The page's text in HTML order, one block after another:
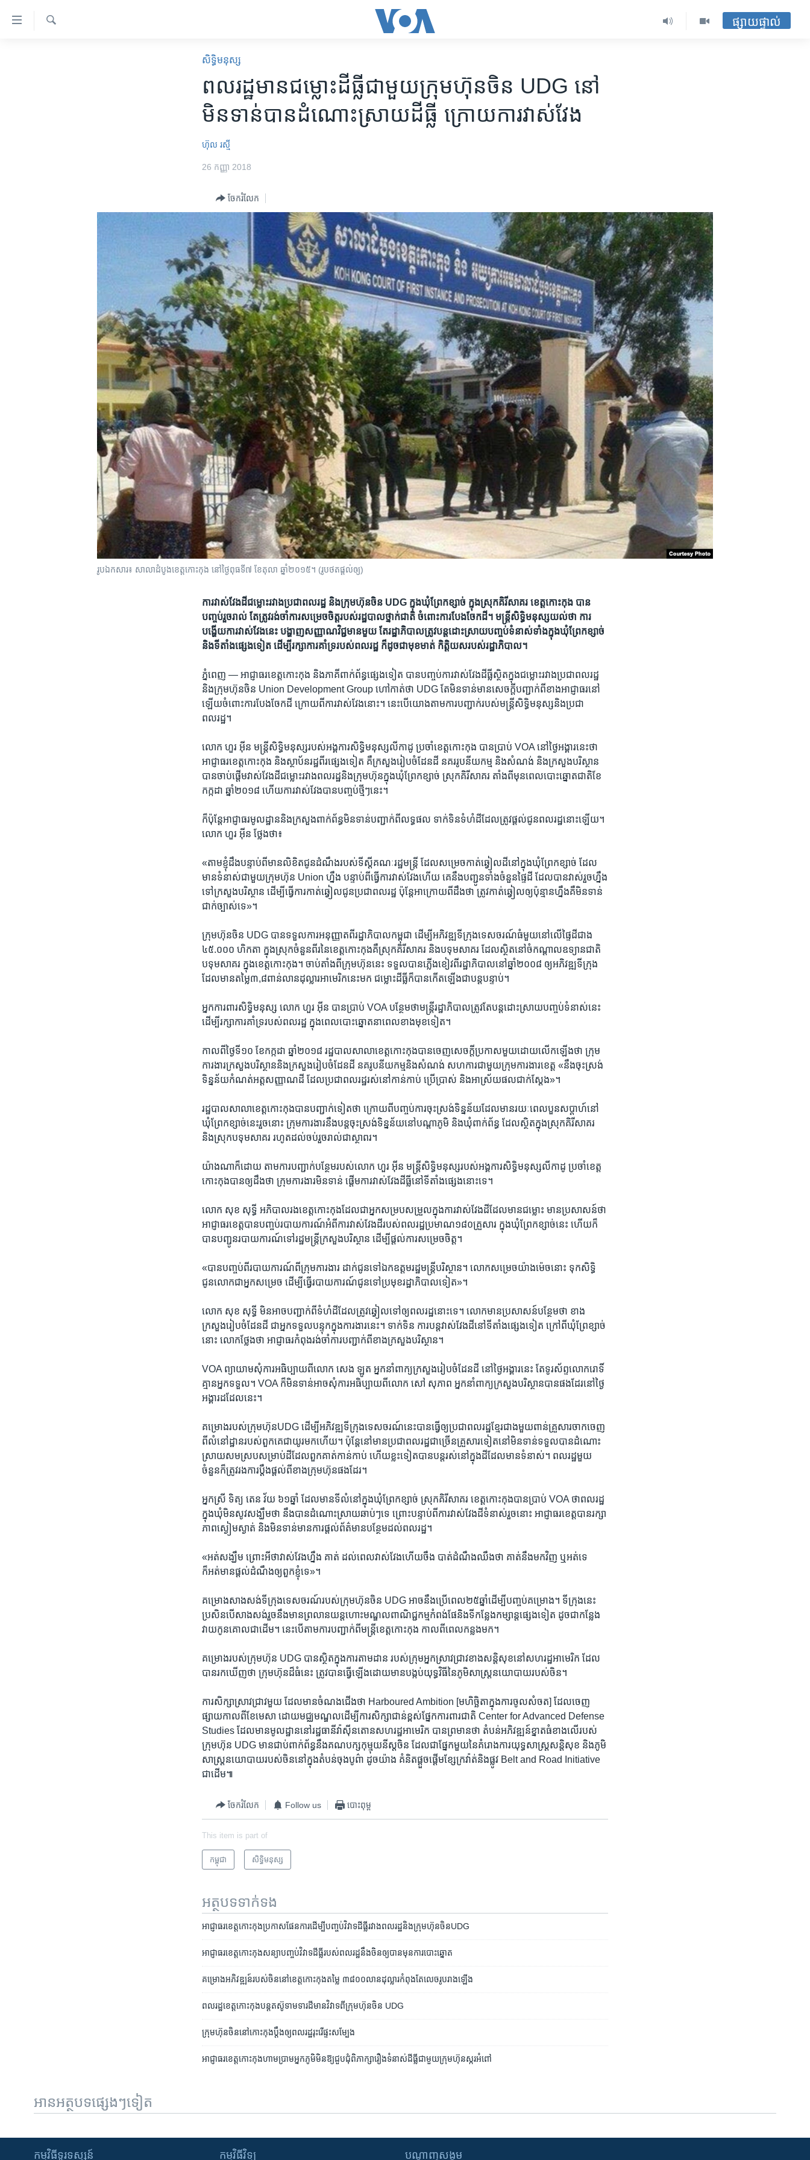
ទៅ​
ផ្សាយផ្ទាល់
សិទ្ធិ​មនុស្ស
ពលរដ្ឋ​មាន​ជម្លោះ​ដីធ្លី​ជាមួយ​ក្រុមហ៊ុន​ចិន​ UDG​ នៅ​
មិន​ទាន់​បាន​ដំណោះស្រាយ​ដីធ្លី​ ក្រោយ​ការ​វាស់វែង
ហ៊ុល រស្មី
26 កញ្ញា 2018
ចែករំលែក
រូបឯកសារ៖ សាលា​ដំបូង​ខេត្ត​កោះកុង​ នៅ​ថ្ងៃ​ពុធ​ទី​៧ ខែ​តុលា ឆ្នាំ​២០១៥។ (រូបថត​ផ្តល់​ឲ្យ)
ការ​វាស់វែង​ដី​ជម្លោះ​រវាង​ប្រជាពលរដ្ឋ​ និង​ក្រុមហ៊ុន​ចិន UDG​ ក្នុង​ឃុំ​ព្រែកខ្សាច់​ ក្នុង​ស្រុក​គិរីសាគរ ខេត្ត​កោះកុង​​ បាន​
បញ្ចប់​រួចរាល់​ តែ​ត្រូវ​រង់​ចាំ​ការ​សម្រេច​ចិត្ត​របស់​រដ្ឋបាល​ថ្នាក់​ជាតិ​ ចំពោះ​ការ​បែងចែក​ដី។​ មន្ត្រី​សិទ្ធិ​មនុស្ស​យល់​ថា​ ការ​
បង្ហើយ​ការ​វាស់វែង​នេះ​ បង្ហាញ​សញ្ញាណ​វិជ្ជមាន​មួយ​ តែ​រដ្ឋាភិបាល​ត្រូវ​បន្ត​ដោះស្រាយ​បញ្ចប់​ទំនាស់​ទាំង​ក្នុង​ឃុំព្រែកខ្សាច់​
និង​ទីតាំង​ផ្សេង​ទៀត​ ដើម្បី​រក្សា​ការ​គាំទ្រ​របស់​ពលរដ្ឋ​ ក៏​ដូចជា​​មុខ​មាត់​ កិត្តិយស​របស់​រដ្ឋាភិបាល។
ភ្នំពេញ —អាជ្ញាធរខេត្ត​កោះកុង ​និង​ភាគី​ពាក់​ព័ន្ធ​ផ្សេងទៀត​ បាន​បញ្ចប់​ការ​វាស់​វែង​ដីធ្លី​ស្ថិត​ក្នុង​ជម្លោះ​រវាង​ប្រជាពល​រដ្ឋ​
និង​ក្រុមហ៊ុន​ចិន​ ​Union Development Group​ ​ហៅកាត់​ថា ​UDG​ ​តែ​មិន​ទាន់​មាន​សេចក្តី​បញ្ជាក់​ពី​ខាង​អាជ្ញាធរ​នៅ​
ឡើយ​ចំពោះ​ការបែង​ចែក​ដី​ ​ក្រោយ​ពី​ការ​វាស់​វែង​នោះ។​ ​នេះ​បើ​យោង​តាមការ​បញ្ជាក់​របស់​មន្ត្រី​សិទ្ធិ​មនុស្ស​និង​ប្រជា
ពលរដ្ឋ។
លោក​ ​ហួរ អ៊ីន​ ​មន្ត្រី​សិទ្ធិ​មនុស្ស​របស់​អង្គការ​សិទ្ធិ​មនុស្ស​លីកាដូ​ ​ប្រចាំ​ខេត្តកោះកុង​ បាន​ប្រាប់​ VOA នៅ​ថ្ងៃ​អង្គារ​នេះ​ថា​
អាជ្ញាធរ​ខេត្ត​កោះកុង​ និង​ស្ថាប័ន​រដ្ឋ​ពីរ​ផ្សេង​ទៀត​ គឺ​ក្រសួង​រៀបចំដែន​ដី នគរ​រូប​នីយ​កម្ម​ និង​សំណង់​ និង​ក្រសួង​បរិស្ថាន​
បាន​ចាប់ផ្តើម​វាស់​វែង​ដី​ជម្លោះ​រវាង​ពលរដ្ឋ​និង​ក្រុមហ៊ុន​ក្នុង​ឃុំ​ព្រែក​ខ្សាច់ ​ស្រុក​គិរីសាគរ​ តាំង​ពី​មុន​ពេល​បោះឆ្នោត​ជាតិ​ខែ​
កក្កដា​ ឆ្នាំ​២០១៨​ ហើយ​ការ​វាស់​វែង​បាន​បញ្ចប់​ថ្មីៗ​នេះ។
ក៏​ប៉ុន្តែ​អាជ្ញាធរ​មូលដ្ឋាន​និង​ក្រសួង​ពាក់​ព័ន្ធ​មិន​ទាន់​បញ្ជាក់​ពី​លទ្ធផល ទាក់ទិន​ទំហំ​ដី​ដែល​ត្រូវ​ផ្តល់​ជូន​ពលរដ្ឋ​នោះ​ឡើយ។ ​
លោក​ ហួរ អ៊ីន​ ថ្លែងថា៖​
«តាម​ខ្ញុំ​ដឹង​បន្ទាប់​ពី​មាន​លិខិត​ជូន​ដំណឹង​របស់​ទីស្តី​គណៈរដ្ឋមន្ត្រី​ ដែល​សម្រេច​កាត់​ឆ្វៀល​ដី​នៅ​ក្នុង​ឃុំ​ព្រែក​ខ្សាច់ ដែល​
មាន​ទំនាស់​ជាមួយ​ក្រុមហ៊ុន Union ​ហ្នឹង​ បន្ទាប់​ពី​ធ្វើការ​វាស់​វែង​ហើយ​ គេ​នឹង​បញ្ជូន​ទាំង​ចំនួន​ផ្ទៃដី​ ដែល​បាន​វាស់​រួច​ហ្នឹង​
ទៅ​ក្រសួង​បរិស្ថាន​ ដើម្បី​ធ្វើការ​កាត់​ឆ្វៀល​ជូន​ប្រជាពលរដ្ឋ​ ប៉ុន្តែ​អាក្រោយ​ពី​ដឹង​ថា​ ត្រូវ​កាត់​ឆ្វៀល​ឲ្យ​ប៉ុន្មាន​ហ្នឹង​គឺ​មិន​ទាន់​
ជាក់​ច្បាស់​ទេ»។
ក្រុមហ៊ុនចិន​ ​UDG​ ​បាន​ទទួល​ការ​អនុញ្ញាត​ពីរដ្ឋាភិបាល​កម្ពុជា​ ​ដើម្បី​អភិវឌ្ឍ​ទីក្រុង​ទេសចរណ៍​ធំ​មួយ​នៅ​លើ​ផ្ទៃ​ដី​ជាង​
៤៥.០០០​ ​ហិកតា​ ក្នុងស្រុក​ចំនួន​ពីរ​នៃខេត្ត​កោះកុង​គឺស្រុក​គិរីសាគរ​ និង​បទុម​សាគរ​ ​ដែល​ស្ថិតនៅ​ចំ​កណ្ដាល​ឧទ្យាន​ជាតិ​
បទុមសាគរ​ ក្នុង​ខេត្ត​កោះកុង។​ ​ចាប់​តាំងពីក្រុម​ហ៊ុន​នេះ​ ទទួល​បាន​ភ្លើង​ខៀវ​ពី​រដ្ឋាភិបាល​នៅ​ឆ្នាំ​២០០៨​ ​ឲ្យអភិវឌ្ឍ​ទីក្រុង​
ដែល​មាន​តម្លៃ​៣,៨​ពាន់លាន​ដុល្លារ​អាមេរិក​នេះ​មក​ ជម្លោះ​ដីធ្លី​ក៏​បាន​កើត​ឡើង​ជាបន្ត​បន្ទាប់។
អ្នក​ការពារ​សិទ្ធិមនុស្ស​ ​លោក​ ​ហួរ អ៊ីន​ ​បានប្រាប់​ ​VOA​ ​បន្ថែម​ថាមន្ត្រី​រដ្ឋា​ភិបាល​ត្រូវតែ​បន្ត​ដោះ​ស្រាយបញ្ចប់​ទំនាស់​នេះ​ ​
ដើម្បី​រក្សា​ការគាំទ្រ​របស់​ពលរដ្ឋ​ ​ក្នុង​ពេល​បោះឆ្នោត​នា​ពេល​ខាងមុខ​ទៀត។
កាលពីថ្ងៃទី​១០​ ខែកក្កដា​ ឆ្នាំ​២០១៨​ រដ្ឋបាល​សាលា​ខេត្ត​កោះកុង​បាន​ចេញ​សេចក្តី​ប្រកាស​មួយ​ដោយ​លើកឡើងថា​ ក្រុម​
ការងារ​ក្រសួង​បរិស្ថាន​និង​ក្រសួង​រៀបចំ​ដែន​ដី​ នគរូបនីយកម្ម​និង​សំណង់​ សហការ​ជាមួយ​ក្រុម​ការងារ​ខេត្ត​ «នឹង​ចុះស្រង់​
ទិន្នន័យ​កំណត់​អត្ត​សញ្ញាណ​ដី​ ដែល​ប្រជា​ពល​រដ្ឋ​រស់​នៅ​កាន់​កាប់​ ​ប្រើប្រាស់​ ​និង​អាស្រ័យ​ផល​ជាក់​ស្តែង»។​
រដ្ឋបាល​សាលា​ខេត្ត​កោះកុង​បាន​បញ្ជាក់​ទៀតថា​ ​ក្រោយពី​បញ្ចប់​ការ​ចុះ​ស្រង់​ទិន្នន័យ​ដែល​មាន​រយៈពេល​បួន​សប្តាហ៍​នៅ​
ឃុំ​ព្រែក​ខ្សាច់​នេះ​រួច​នោះ ក្រុម​ការងារ​នឹង​បន្ត​ចុះ​ស្រង់​ទិន្នន័យ​នៅ​បណ្តា​ភូមិ​ និង​ឃុំ​ពាក់​ព័ន្ធ​ ដែល​ស្ថិត​ក្នុង​ស្រុក​គិរី​សាគរ​
និង​ស្រុក​បទុម​សាគរ​ រហូត​ដល់​ចប់​រួចរាល់​ជាស្ថាពរ។​
យ៉ាងណា​ក៏​ដោយ​ ​តាមការ​បញ្ជាក់ប​ន្ថែមរបស់​លោក​ ​ហួរ អ៊ីន​ ​មន្ត្រី​សិទ្ធិ​មនុស្ស​របស់​អង្គការ​សិទ្ធិ​មនុស្ស​លីកាដូ​ ប្រចាំខេត្ត​
កោះកុង​បាន​ឲ្យ​ដឹង​ថា​ ​ក្រុមការងារ​មិនទាន់​ ផ្តើម​ការ​វាស់​វែង​ដីធ្លី​នៅ​ទីតាំង​ផ្សេង​នោះ​ទេ។​
លោក​ ​សុខ សុទ្ធី​ ​អភិបាល​រង​ខេត្ត​កោះកុងដែល​ជាអ្នក​សម្រប​សម្រួល​ក្នុងការ​វាស់​វែង​ដី​ដែល​មាន​ជម្លោះ​ មាន​ប្រសាសន៍​ថា
អាជ្ញាធរ​ខេត្ត​បាន​បញ្ចប់​របាយការណ៍​អំពី​ការ​វាស់វែង​ដី​របស់​ពលរដ្ឋ​ប្រមាណ​១៨០គ្រួសារ​ ​ក្នុង​ឃុំ​ព្រែក​ខ្សាច់​នេះ​ ហើយ​ក៏​
បាន​បញ្ជូន​របាយការណ៍​ទៅ​រដ្ឋមន្ត្រី​ក្រសួង​បរិស្ថាន​ ដើម្បី​ផ្តល់​ការ​សម្រេច​ចិត្ត។
«បាន​បញ្ចប់​ពី​របាយកា​រណ៍​ពីក្រុម​ការងារ​ ​ដាក់​ជូនទៅ​ឯកឧត្តម​រដ្ឋ​មន្ត្រី​បរិស្ថាន។​ ​លោក​សម្រេច​យ៉ាងម៉េច​នោះ​ ​ទុកសិទ្ធិ​
ជូនលោក​ជា​អ្នក​សម្រេច​ ​ដើម្បីធ្វើ​របាយការណ៍​ជូន​ទៅប្រមុខ​រដ្ឋាភិបាល​ទៀត»។​
លោក​ ​សុខ សុទ្ធី​ មិន​អាចបញ្ជាក់​ពី​ទំហំ​ដី​ដែលត្រូវ​ឆ្វៀលទៅ​ឲ្យ​ពលរដ្ឋ​នោះទេ។​ ​លោក​មាន​ប្រសាសន៍​បន្ថែម​ថា​ ​ខាង​
ក្រសួងរៀបចំដែន​ដី​ ជា​អ្នក​ទទួល​បន្ទុក​ក្នុង​ការងារ​នេះ។​ ​ទាក់ទិន​ ការបន្ត​វាស់​វែង​ដី​នៅ​ទីតាំង​ផ្សេង​ទៀត​ ​ក្រៅ​ពី​ឃុំព្រែ​ខ្សាច់​
នោះ​ ​លោក​ថ្លែង​ថា​ អាជ្ញាធរ​កំពុង​រង់ចាំ​ការ​បញ្ជាក់​ពីខាង​ក្រសួង​បរិស្ថាន។​
​VOA​ ព្យាយាម​សុំការ​អធិប្បាយ​ពី​លោក ​សេង ឡូត​ ​អ្នកនាំពាក្យ​ក្រសួងរៀបចំ​ដែនដី​ នៅថ្ងៃ​អង្គារនេះ​ តែ​ទូរស័ព្ទ​លោក​រោទិ៍​ ​
គ្មាន​អ្នក​ទទួល។​ ​VOA​ ​ក៏​មិន​ទាន់​អាច​សុំការ​អធិប្បាយ​ពី​លោក​ សៅ​ សុភាព​ អ្នក​នាំពាក្យ​ក្រសួង​បរិស្ថាន​បាន​ផងដែរ​នៅ​ថ្ងៃ​
អង្គារ​ដដែល​នេះ។​
គម្រោង​របស់​ក្រុម​ហ៊ុនUDG ​ដើម្បី​អភិវឌ្ឍ​ទីក្រុង​ទេសចរណ៍​នេះ​បាន​ធ្វើ​ឲ្យ​ប្រជា​ពលរដ្ឋ​ខ្មែរ​ជាង​មួយ​ពាន់​គ្រួសារ​ចាក​ចេញ​
ពី​លំនៅដ្ឋាន​របស់​ពួកគេ​ជា​យូរ​មក​ហើយ។​ ​ប៉ុន្តែ​នៅ​មាន​ប្រជា​ពលរដ្ឋ​ជា​ច្រើន​គ្រួសារ​ទៀត​នៅ​មិន​ទាន់​ទទួល​បាន​ដំណោះ​
ស្រាយ​សមស្រប​សម្រាប់​ដី​ដែល​ពួក​គាត់​កាន់​កាប់​ ហើយ​ខ្លះ​ទៀត​បាន​បន្ត​រស់​នៅ​ក្នុង​ដី​ដែល​មាន​ទំនាស់។​ ពលរដ្ឋ​មួយ​
ចំនួន​ក៏​ត្រូវ​រង​ការ​ប្តឹង​ផ្តល់​ពី​ខាង​ក្រុមហ៊ុន​ផង​ដែរ។​
អ្នកស្រី ទិត្យ តេន​ ​វ័យ​ ​៦១ឆ្នាំ​ ​ដែល​មាន​ទីលំនៅ​ក្នុង​ឃុំ​ព្រែក​ខ្សាច់ ​ស្រុក​គិរីសាគរ​ ខេត្ត​កោះកុង​បាន​ប្រាប់​ ​VOA​ ​ថា​ពលរដ្ឋ​
ក្នុង​ឃុំ​មិន​សូវ​សង្ឃឹម​ថា​ នឹង​បាន​ដំណោះស្រាយ​ឆាប់ៗ​ទេ​ ព្រោះ​បន្ទាប់​ពីការ​វាស់​វែង​ដី​ទំនាស់​រួច​នោះ​ ​អាជ្ញាធរ​ខេត្ត​បាន​រក្សា​
ភាព​ស្ងៀម​ស្ងាត់​ និង​មិន​ទាន់​មានការ​ផ្តល់​ព័ត៌មាន​បន្ថែម​ដល់​ពលរដ្ឋ។​
«អត់​សង្ឃឹម​ ព្រោះ​អី​ថា​វាស់វែង​ហ្នឹង​ គាត់​ ដល់​ពេល​វាស់​វែង​ហើយ​ចឹង​ បាត់ដំណឹងឈឹង​ថា គាត់​នឹងមកវិញ​ ឬអត់​ទេ​ ​
ក៏អត់មាន​ផ្តល់​ដំណឹង​ឲ្យ​ពួកខ្ញុំ​ទេ»។​
​គម្រោង​សាង​សង់​ទីក្រុង​ទេសចរណ៍​របស់​ក្រុមហ៊ុន​ចិន​ UDG ​អាច​នឹង​ប្រើ​ពេល​២៥​ឆ្នាំ​ដើម្បី​បញ្ចប់​គម្រោង។ ទីក្រុង​នេះ​
ប្រសិន​បើ​សាងសង់​រួច​នឹង​មាន​ព្រលាន​យន្តហោះ​មណ្ឌល​ពាណិជ្ជកម្ម​កំពង់​ផែ​និង​ទី​កន្លែង​កម្សាន្ត​ផ្សេង​ទៀត​ ដូច​ជា​កន្លែង​
វាយ​កូន​គោល​ជាដើម។​ នេះ​បើ​តាម​ការ​បញ្ជាក់​ពី​មន្ត្រី​ខេត្ត​កោះកុង​ កាល​ពី​ពេល​កន្លង​មក។​
គម្រោង​របស់​ក្រុមហ៊ុន​ ​UDG​ ​បាន​ស្ថិត​ក្នុង​ការ​តាមដាន​ របស់​ក្រុមអ្នកស្រាវជ្រាវ​ខាង​សន្តិសុខ​នៅ​សហ​រដ្ឋ​អាមេរិក​ ​ដែល​
បានរក​ឃើញ​ថា​ ក្រុមហ៊ុន​ដ៏​ធំ​នេះ​ ត្រូវ​បាន​ធ្វើ​ឡើង​ដោយ​មាន​បង្កប់​យុទ្ធវិធី​នៃភូមិ​សាស្ត្រ​នយោបាយ​របស់​ចិន។​
ការ​សិក្សា​ស្រាវជ្រាវ​មួយ​ ដែល​មាន​ចំណង​ជើង​ថា ​Harboured Ambition ​[មហិច្ឆិតា​ក្នុង​ការ​ចូល​សំចត] ដែល​ចេញ​
ផ្សាយ​កាលពី​ខែ​មេសា​ ដោយ​មជ្ឈ​មណ្ឌល​ដើម្បី​ការ​សិក្សា​ជាន់ខ្ពស់​ផ្នែក​ការពារ​ជាតិ ​Center for Advanced Defense
Studies ដែល​មាន​មូលដ្ឋាន​នៅ​រដ្ឋធានី​វ៉ាស៊ីនតោន​សហ​រដ្ឋ​អាមេរិក​ បាន​ព្រមាន​ថា ​តំបន់​អភិវឌ្ឍន៍​ខ្នាត​ធំ​ខាង​លើ​របស់​
ក្រុមហ៊ុន ​UDG​ មាន​ជាប់​ពាក់ព័ន្ធ​នឹង​គណ​បក្ស​កុម្មុយនីស្ត​ចិន ដែល​ជា​ផ្នែក​មួយ​នៃ​គំរោង​ការ​យុទ្ធ​សាស្ត្រ​សន្តិសុខ​ និង​ភូមិ​
សាស្ត្រ​នយោបាយ​របស់​ចិន​នៅ​ក្នុង​តំបន់​ចុង​បូព៌ា ​ដូចយ៉ាង ​គំនិត​ផ្ដួច​ផ្ដើម​ខ្សែ​ក្រវ៉ាត់​និង​ផ្លូវ​ ​Belt and Road Initiative​ ​
ជាដើម៕
ចែករំលែក Follow us បោះពុម្ព
This item is part of
កម្ពុជា សិទ្ធិ​មនុស្ស
អត្ថបទ​ទាក់ទង
អាជ្ញាធរ​ខេត្ត​កោះកុង​ប្រកាស​ផែនការ​ដើម្បី​បញ្ចប់​វិវាទដី​ធ្លីរវាង​​ពលរដ្ឋ​និង​ក្រុម​ហ៊ុន​ចិន​UDG
អាជ្ញាធរ​ខេត្តកោះកុង​សន្យា​បញ្ចប់​វិវាទ​ដី​ធ្លី​របស់​ពលរដ្ឋ​នឹង​ចិន​​ឲ្យ​បាន​មុន​ការបោះឆ្នោត
គម្រោង​អភិវឌ្ឍន៍​របស់​ចិន​នៅ​ខេត្ត​កោះកុង​តម្លៃ ៣៨០០លាន​ដុល្លារ​កំពុង​តែ​លេច​រូបរាង​ឡើង
ពលរដ្ឋ​ខេត្តកោះកុង​បន្ត​តស៊ូ​ទាមទារ​ដី​មាន​វិវាទ​ពី​ក្រុម​ហ៊ុន​ចិន UDG
ក្រុមហ៊ុន​ចិន​នៅ​កោះកុង​ប្តឹង​ឲ្យ​ពលរដ្ឋ​រុះរើ​ផ្ទះ​សម្បែង
អាជ្ញាធរ​ខេត្ត​កោះកុង​ហាមប្រាម​អ្នក​ភូមិ​មិន​ឱ្យ​ជួប​ជុំ​ពិភាក្សា​រឿង​ទំនាស់​ដីធ្លី​ជា​មួយ​ក្រុមហ៊ុន​ស្ករ​អំពៅ
អានអត្ថបទផ្សេងៗទៀត
បណ្តាញ​សង្គម
កម្មវិធី​ទូរទស្សន៍ កម្មវិធី​វិទ្យុ